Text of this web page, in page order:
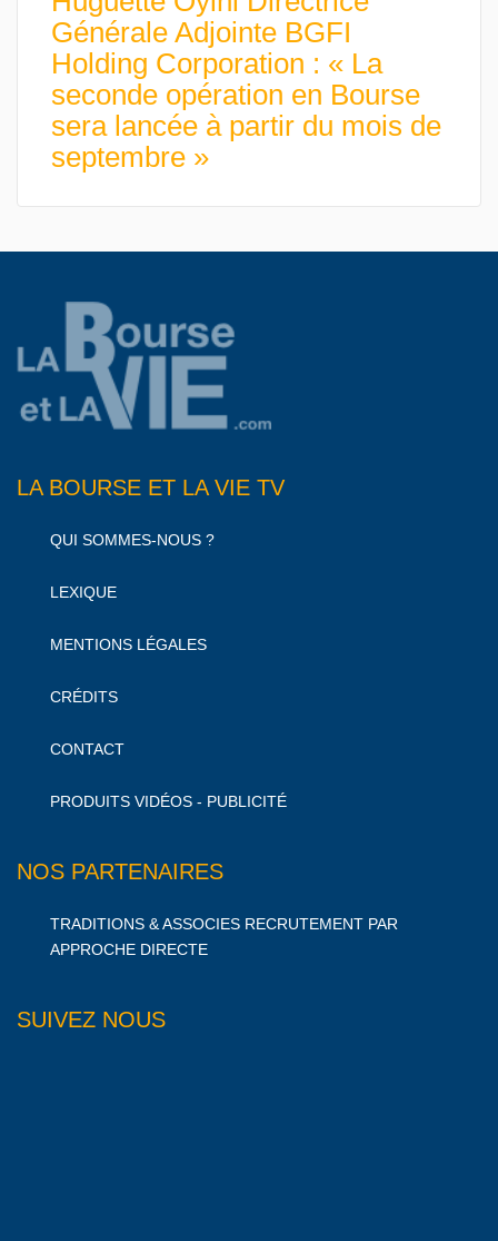
Générale Adjointe BGFI
Holding Corporation : « La
seconde opération en Bourse
sera lancée à partir du mois de
septembre »
LA BOURSE ET LA VIE TV
QUI SOMMES-NOUS ?
LEXIQUE
MENTIONS LÉGALES
CRÉDITS
CONTACT
PRODUITS VIDÉOS - PUBLICITÉ
NOS PARTENAIRES
TRADITIONS & ASSOCIES RECRUTEMENT PAR
APPROCHE DIRECTE
SUIVEZ NOUS